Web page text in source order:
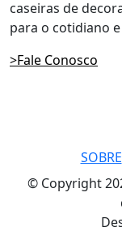
caseiras de
para o cotidiano
>Fale Conosco
SOBRE
© Copyright